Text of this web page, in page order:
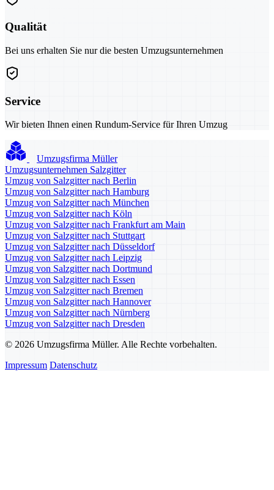
Qualität
Bei uns erhalten Sie nur die besten Umzugsunternehmen
Service
Wir bieten Ihnen einen Rundum-Service für Ihren Umzug
Umzugsfirma Müller
Umzugsunternehmen Salzgitter
Umzug von Salzgitter nach Berlin
Umzug von Salzgitter nach Hamburg
Umzug von Salzgitter nach München
Umzug von Salzgitter nach Köln
Umzug von Salzgitter nach Frankfurt am Main
Umzug von Salzgitter nach Stuttgart
Umzug von Salzgitter nach Düsseldorf
Umzug von Salzgitter nach Leipzig
Umzug von Salzgitter nach Dortmund
Umzug von Salzgitter nach Essen
Umzug von Salzgitter nach Bremen
Umzug von Salzgitter nach Hannover
Umzug von Salzgitter nach Nürnberg
Umzug von Salzgitter nach Dresden
© 2026 Umzugsfirma Müller. Alle Rechte vorbehalten.
Impressum Datenschutz